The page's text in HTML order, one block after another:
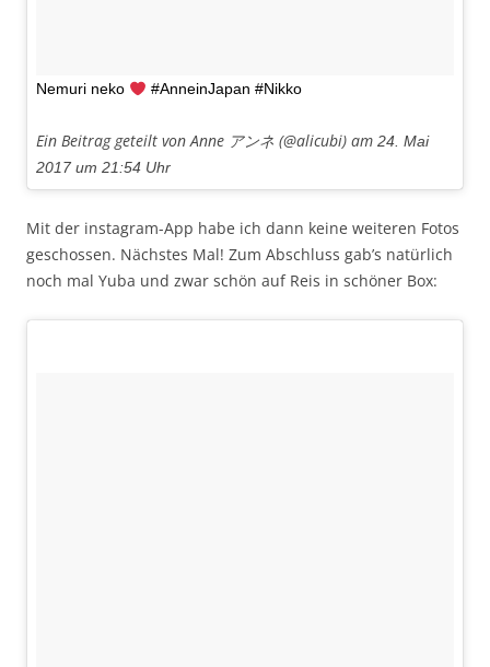
Nemuri neko #AnneinJapan #Nikko
Ein Beitrag geteilt von Anne アンネ (@alicubi) am 24. Mai
2017 um 21:54 Uhr
Mit der instagram-App habe ich dann keine weiteren Fotos
geschossen. Nächstes Mal! Zum Abschluss gab’s natürlich
noch mal Yuba und zwar schön auf Reis in schöner Box: